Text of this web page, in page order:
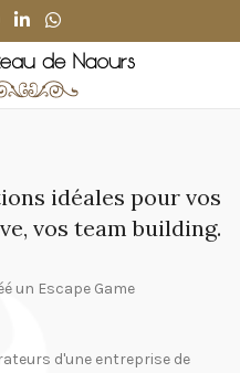
idéales pour vos
vos team building.
un Escape Game
d'une entreprise de